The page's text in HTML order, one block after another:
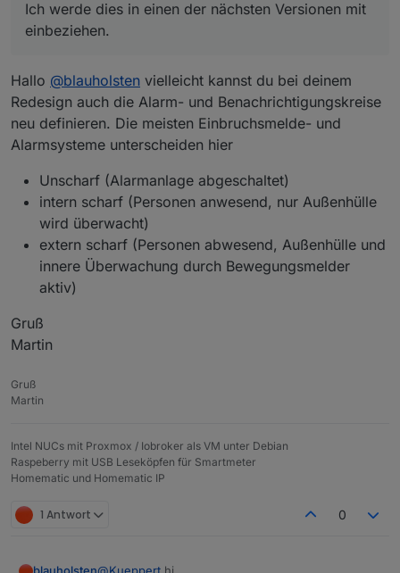
Ich werde dies in einen der nächsten Versionen mit
einbeziehen.
Hallo @blauholsten vielleicht kannst du bei deinem
Redesign auch die Alarm- und Benachrichtigungskreise
neu definieren. Die meisten Einbruchsmelde- und
Alarmsysteme unterscheiden hier
Unscharf (Alarmanlage abgeschaltet)
intern scharf (Personen anwesend, nur Außenhülle
wird überwacht)
extern scharf (Personen abwesend, Außenhülle und
innere Überwachung durch Bewegungsmelder
aktiv)
Gruß
Martin
Gruß
Martin
Intel NUCs mit Proxmox / Iobroker als VM unter Debian
Raspeberry mit USB Leseköpfen für Smartmeter
Homematic und Homematic IP
1 Antwort 0